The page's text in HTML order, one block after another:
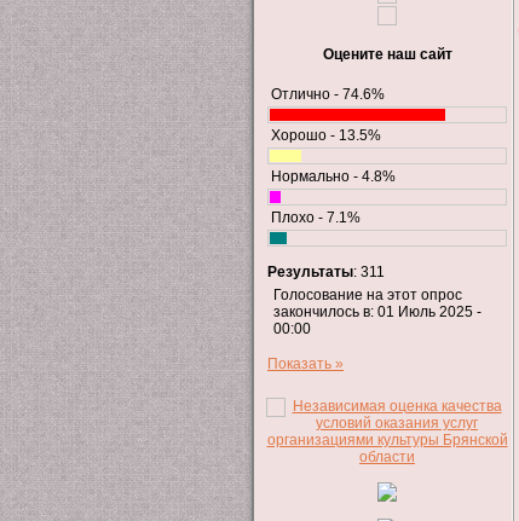
Оцените наш сайт
Отлично - 74.6%
Хорошо - 13.5%
Нормально - 4.8%
Плохо - 7.1%
Результаты: 311
Голосование на этот опрос
закончилось в: 01 Июль 2025 -
00:00
Показать »